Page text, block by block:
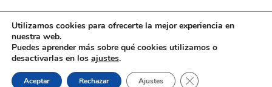
Aviso legal
COPYRIGHT © 2020 - VIAJARDESPACIO.COM
Utilizamos cookies para ofrecerte la mejor experiencia en
nuestra web.
Puedes aprender más sobre qué cookies utilizamos o
desactivarlas en los ajustes.
Aceptar Rechazar Ajustes CERRAR EL